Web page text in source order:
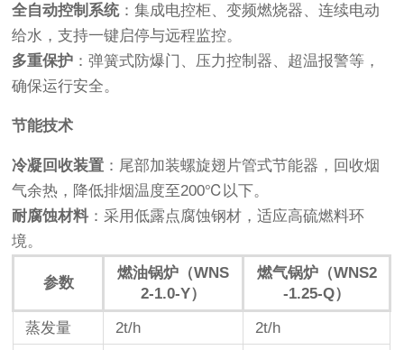
全自动控制系统：集成电控柜、变频燃烧器、连续电动
给水，支持一键启停与远程监控。
多重保护 ：弹簧式防爆门、压力控制器、超温报警等，
确保运行安全。
节能技术
冷凝回收装置 ：尾部加装螺旋翅片管式节能器，回收烟
气余热，降低排烟温度至200℃以下。
耐腐蚀材料：采用低露点腐蚀钢材，适应高硫燃料环
境。
参数
燃油锅炉（WNS
2-1.0-Y）
燃气锅炉（WNS2
-1.25-Q）
蒸发量
2t/h
2t/h